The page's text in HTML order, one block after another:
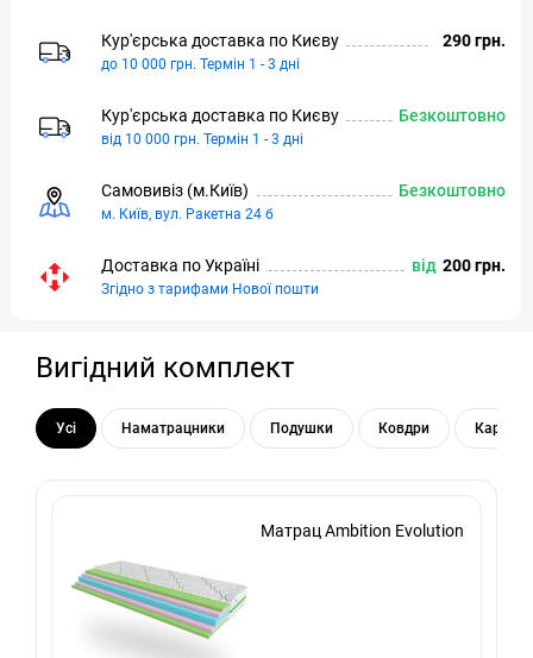
Кур'єрська доставка по Києву
до 10 000 грн. Термін 1 - 3 дні
290 грн.
Кур'єрська доставка по Києву
від 10 000 грн. Термін 1 - 3 дні
Безкоштовно
Самовивіз (м.Київ)
м. Київ, вул. Ракетна 24 б
Безкоштовно
Доставка по Україні
Згідно з тарифами Нової пошти
від 200 грн.
Вигідний комплект
Усі Наматрацники Подушки Ковдри Каркас
Матрац Ambition Evolution